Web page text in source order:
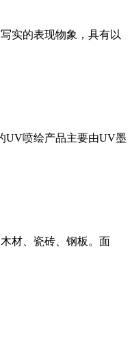
实的表现物象，具有以
UV喷绘产品主要由UV墨
材、瓷砖、钢板。面